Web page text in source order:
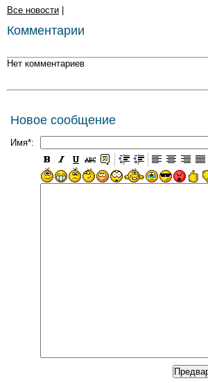
Все новости
Комментарии
Нет комментариев
Новое сообщение
Имя*: